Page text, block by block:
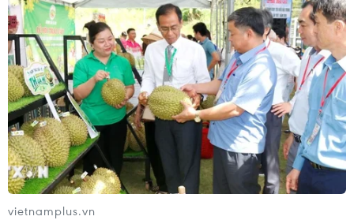
vietnamplus.vn